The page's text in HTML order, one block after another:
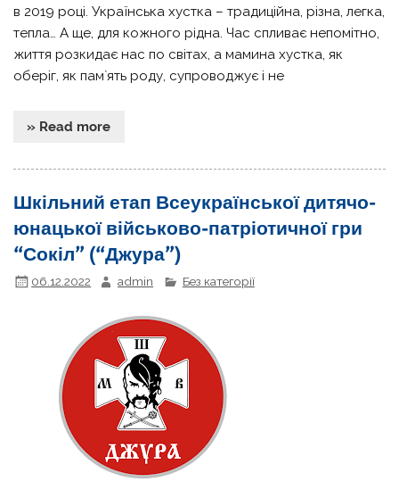
в 2019 році. Українська хустка – традиційна, різна, легка,
тепла… А ще, для кожного рідна. Час спливає непомітно,
життя розкидає нас по світах, а мамина хустка, як
оберіг, як пам`ять роду, супроводжує і не
» Read more
Шкільний етап Всеукраїнської дитячо-
юнацької військово-патріотичної гри
“Сокіл” (“Джура”)
06.12.2022 admin Без категорії